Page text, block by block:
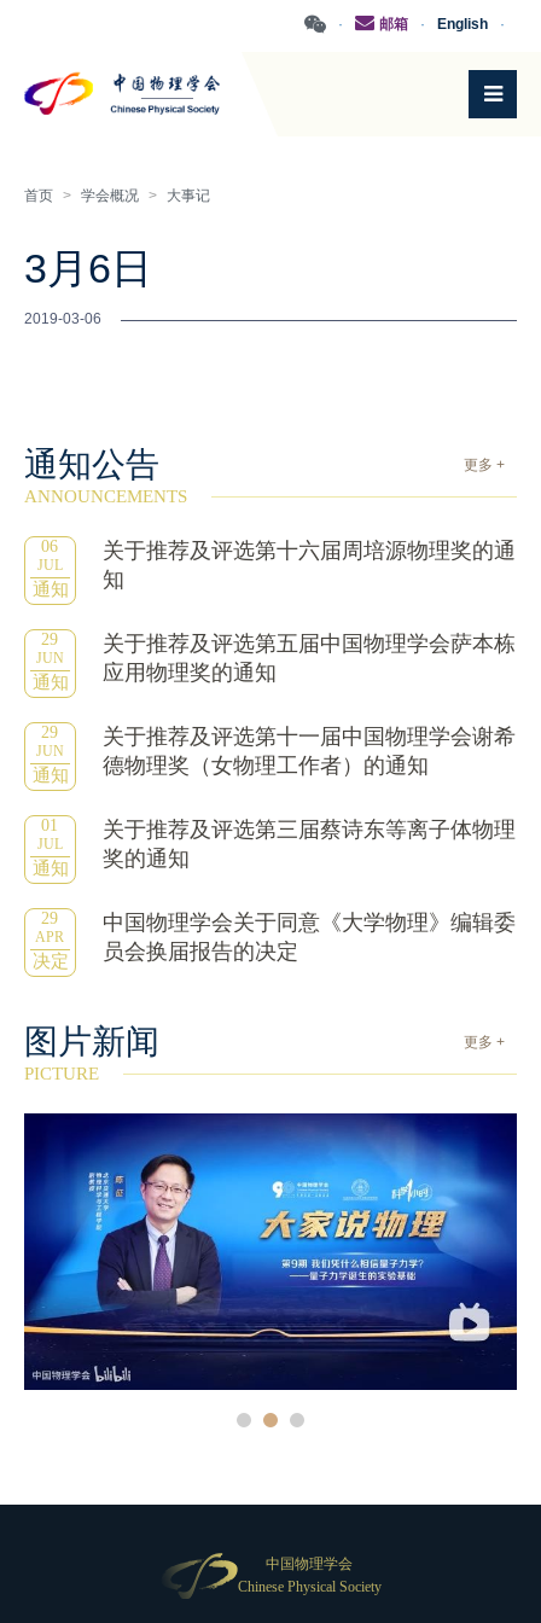
·
English
·
邮箱
·
首页 > 学会概况 > 大事记
3月6日
2019-03-06
通知公告 更多 +
ANNOUNCEMENTS
06
JUL
通知
关于推荐及评选第十六届周培源物理奖的通
知
29
JUN
通知
关于推荐及评选第五届中国物理学会萨本栋
应用物理奖的通知
29
JUN
通知
关于推荐及评选第十一届中国物理学会谢希
德物理奖（女物理工作者）的通知
01
JUL
通知
关于推荐及评选第三届蔡诗东等离子体物理
奖的通知
29
APR
决定
中国物理学会关于同意《大学物理》编辑委
员会换届报告的决定
更多 +
图片新闻
PICTURE
中国物理学会
Chinese Physical Society